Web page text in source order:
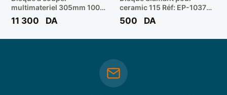
multimateriel 305mm 100d
/ 2608642209 ** BOSCH
11 300 DA
ceramic 115 Réf: EP-10373
** EPICA
500 DA